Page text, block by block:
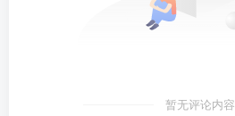
暂无评论内容